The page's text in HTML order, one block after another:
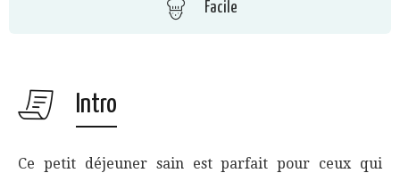
Facile
Intro
Ce petit déjeuner sain est parfait pour ceux qui